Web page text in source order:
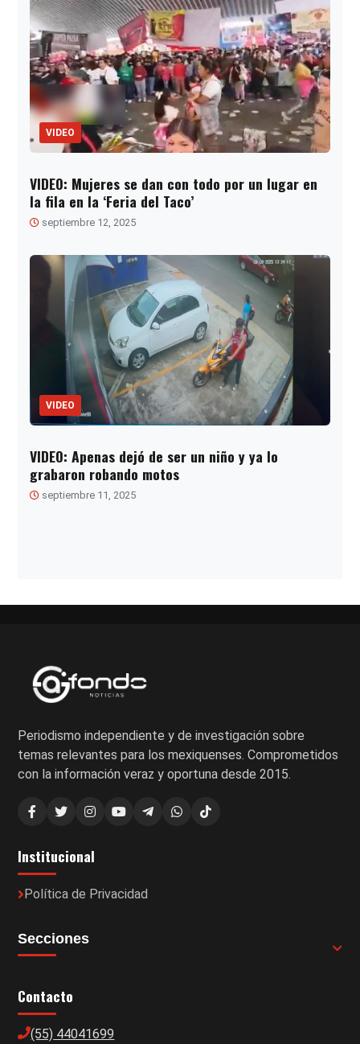
VIDEO
VIDEO: Mujeres se dan con todo por un lugar en
la fila en la ‘Feria del Taco’
septiembre 12, 2025
VIDEO
VIDEO: Apenas dejó de ser un niño y ya lo
grabaron robando motos
septiembre 11, 2025
entradas
Periodismo independiente y de investigación sobre
temas relevantes para los mexiquenses. Comprometidos
con la información veraz y oportuna desde 2015.
Institucional
Política de Privacidad
Secciones
Contacto
(55) 44041699